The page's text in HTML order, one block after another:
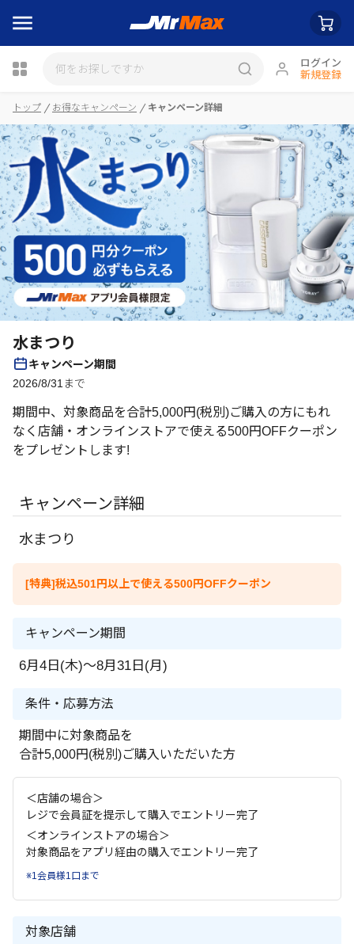
ログイン
新規登録
瓶詰
トップ お得なキャンペーン キャンペーン詳細
水まつり
キャンペーン期間
2026/8/31まで
期間中、対象商品を合計5,000円(税別)ご購入の方にもれ
なく店舗・オンラインストアで使える500円OFFクーポン
をプレゼントします!
キャンペーン詳細
水まつり
[特典]税込501円以上で使える500円OFFクーポン
キャンペーン期間
6月4日(木)～8月31日(月)
条件・応募方法
期間中に対象商品を
合計5,000円(税別)ご購入いただいた方
＜店舗の場合＞
レジで会員証を提示して購入でエントリー完了
＜オンラインストアの場合＞
対象商品をアプリ経由の購入でエントリー完了
※1会員様1口まで
対象店舗